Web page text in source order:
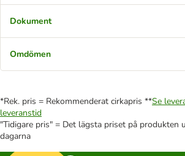
Dokument
Omdömen
*Rek. pris = Rekommenderat cirkapris **Se
leveranstid
"Tidigare pris" = Det lägsta priset på produkten
dagarna